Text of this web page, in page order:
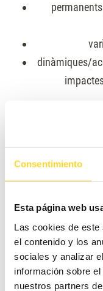
Consentimiento
Esta página web
Las cookies de
el contenido y los
sociales y analizar
información sobre
nuestros partners
dinàmiques/
Guies i els
Hi ha
considerar
la
A més, es
d’incloure
guia sota